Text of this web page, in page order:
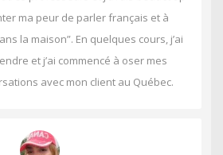
ma peur de parler français et à
la maison”. En quelques cours, j’ai
et j’ai commencé à oser mes
avec mon client au Québec.